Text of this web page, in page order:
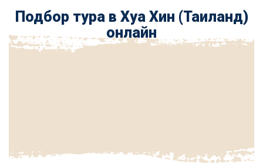
Подбор тура в Хуа Хин (Таиланд)
онлайн